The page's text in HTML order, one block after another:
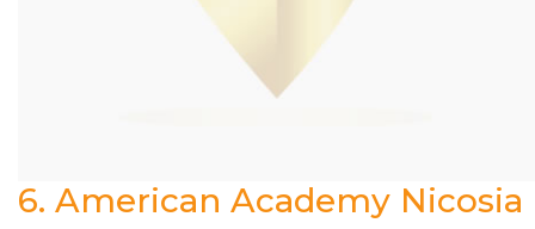
6. American Academy Nicosia